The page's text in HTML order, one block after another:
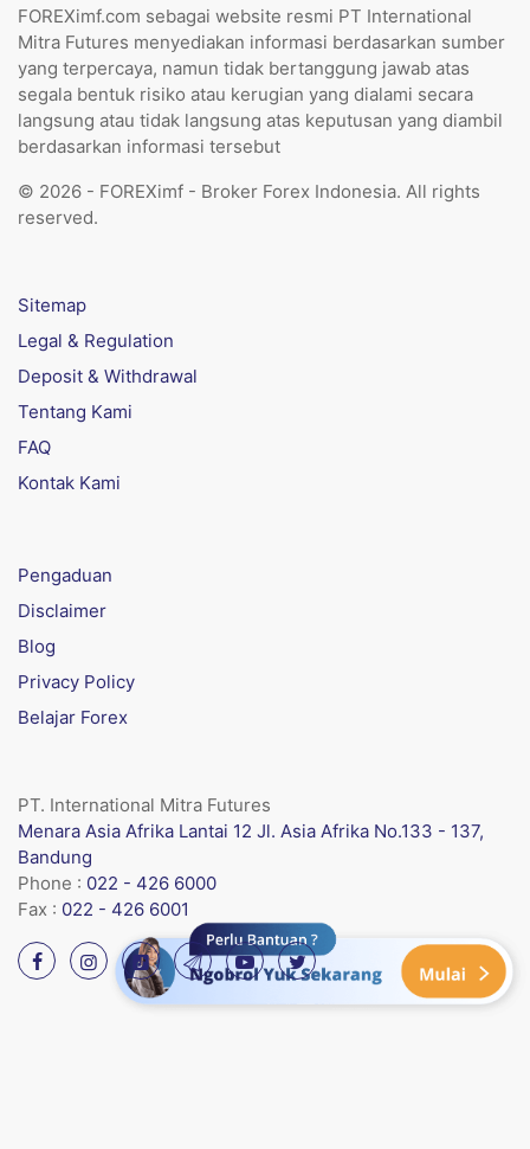
FOREXimf.com sebagai website resmi PT International
Mitra Futures menyediakan informasi berdasarkan sumber
yang terpercaya, namun tidak bertanggung jawab atas
segala bentuk risiko atau kerugian yang dialami secara
langsung atau tidak langsung atas keputusan yang diambil
berdasarkan informasi tersebut
© 2026 - FOREXimf - Broker Forex Indonesia. All rights
reserved.
Sitemap
Legal & Regulation
Deposit & Withdrawal
Tentang Kami
FAQ
Kontak Kami
Pengaduan
Disclaimer
Blog
Privacy Policy
Belajar Forex
PT. International Mitra Futures
Menara Asia Afrika Lantai 12 Jl. Asia Afrika No.133 - 137,
Bandung
Phone : 022 - 426 6000
Fax : 022 - 426 6001